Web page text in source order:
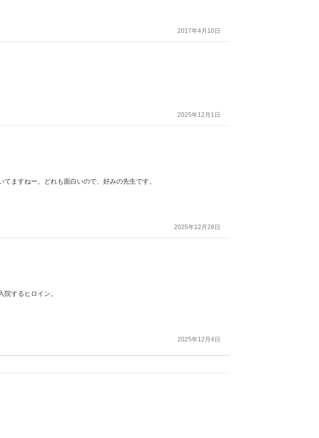
2017年4月10日
2025年12月1日
ますねー。どれも面白いので、好みの先生です。
2025年12月28日
するヒロイン。
2025年12月4日